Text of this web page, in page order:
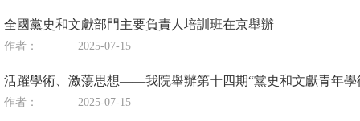
全國黨史和文獻部門主要負責人培訓班在京舉辦
作者： 2025-07-15
活躍學術、激蕩思想——我院舉辦第十四期“黨史和文獻青年學
作者： 2025-07-15